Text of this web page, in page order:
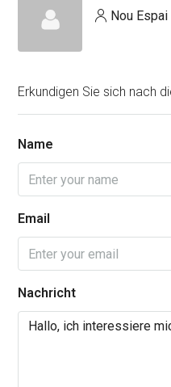
Nou Espai
Erkundigen Sie sich nach
Name
Email
Nachricht